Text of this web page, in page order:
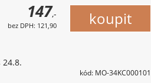
147,-
bez DPH: 121,90
kód: MO-34KC000101